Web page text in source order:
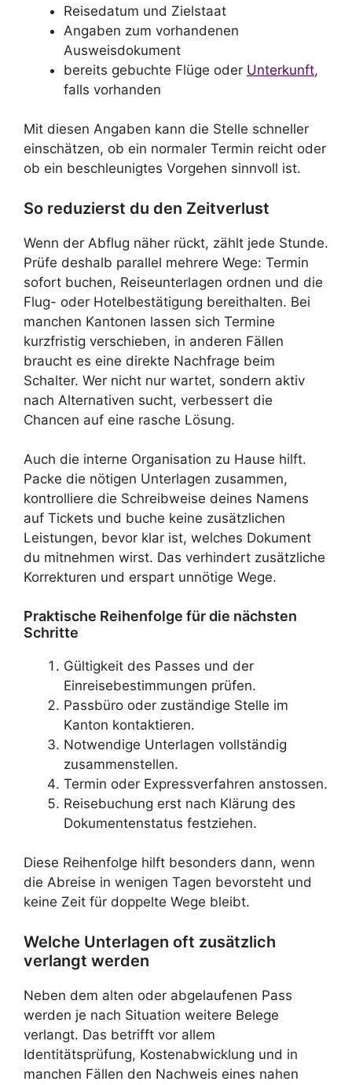
Reisedatum und Zielstaat
Angaben zum vorhandenen
Ausweisdokument
bereits gebuchte Flüge oder Unterkunft,
falls vorhanden
Mit diesen Angaben kann die Stelle schneller
einschätzen, ob ein normaler Termin reicht oder
ob ein beschleunigtes Vorgehen sinnvoll ist.
So reduzierst du den Zeitverlust
Wenn der Abflug näher rückt, zählt jede Stunde.
Prüfe deshalb parallel mehrere Wege: Termin
sofort buchen, Reiseunterlagen ordnen und die
Flug- oder Hotelbestätigung bereithalten. Bei
manchen Kantonen lassen sich Termine
kurzfristig verschieben, in anderen Fällen
braucht es eine direkte Nachfrage beim
Schalter. Wer nicht nur wartet, sondern aktiv
nach Alternativen sucht, verbessert die
Chancen auf eine rasche Lösung.
Auch die interne Organisation zu Hause hilft.
Packe die nötigen Unterlagen zusammen,
kontrolliere die Schreibweise deines Namens
auf Tickets und buche keine zusätzlichen
Leistungen, bevor klar ist, welches Dokument
du mitnehmen wirst. Das verhindert zusätzliche
Korrekturen und erspart unnötige Wege.
Praktische Reihenfolge für die nächsten
Schritte
Gültigkeit des Passes und der
Einreisebestimmungen prüfen.
Passbüro oder zuständige Stelle im
Kanton kontaktieren.
Notwendige Unterlagen vollständig
zusammenstellen.
Termin oder Expressverfahren anstossen.
Reisebuchung erst nach Klärung des
Dokumentenstatus festziehen.
Diese Reihenfolge hilft besonders dann, wenn
die Abreise in wenigen Tagen bevorsteht und
keine Zeit für doppelte Wege bleibt.
Welche Unterlagen oft zusätzlich
verlangt werden
Neben dem alten oder abgelaufenen Pass
werden je nach Situation weitere Belege
verlangt. Das betrifft vor allem
Identitätsprüfung, Kostenabwicklung und in
manchen Fällen den Nachweis eines nahen